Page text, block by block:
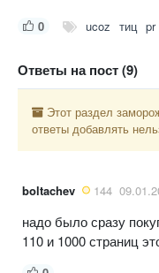
0 ucoz тиц pr
Ответы на пост (9)
Этот раздел
ответы добавлять
boltachev 144
надо было сразу
110 и 1000 страниц